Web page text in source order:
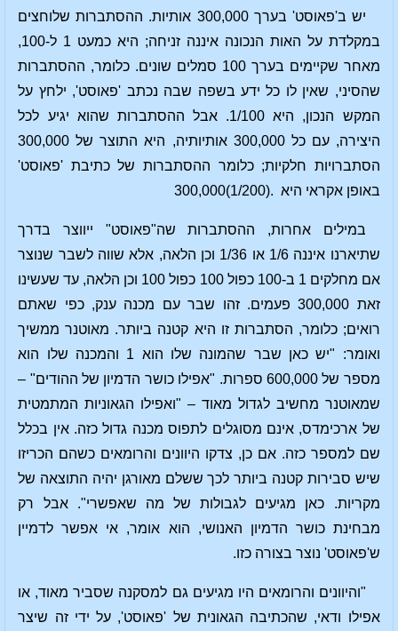
יש ב'פאוסט' בערך 300,000 אותיות. ההסתברות שלוחצים
במקלדת על האות הנכונה איננה זניחה; היא כמעט 1 ל-100,
מאחר שקיימים בערך 100 סמלים שונים. כלומר, ההסתברות
שהסיני, שאין לו כל ידע בשפה שבה נכתב 'פאוסט', ילחץ על
המקש הנכון, היא 1/100. אבל ההסתברות שהוא יגיע לכל
היצירה, עם כל 300,000 אותיותיה, היא התוצר של 300,000
הסתברויות חלקיות; כלומר ההסתברות של כתיבת 'פאוסט'
באופן אקראי היא .(1/200)300,000
במילים אחרות, ההסתברות שה"פאוסט" ייווצר בדרך
שתיארנו איננה 1/6 או 1/36 וכן הלאה, אלא שווה לשבר שנוצר
אם מחלקים 1 ב-100 כפול 100 כפול 100 וכן הלאה, עד שעשינו
זאת 300,000 פעמים. זהו שבר עם מכנה ענק, כפי שאתם
רואים; כלומר, הסתברות זו היא קטנה ביותר. מאוטנר ממשיך
ואומר: "יש כאן שבר שהמונה שלו הוא 1 והמכנה שלו הוא
מספר של 600,000 ספרות. "אפילו כושר הדמיון של ההודים" –
שמאוטנר מחשיב לגדול מאוד – "ואפילו הגאוניות המתמטית
של ארכימדס, אינם מסוגלים לתפוס מכנה גדול כזה. אין בכלל
שם למספר כזה. אם כן, צדקו היוונים והרומאים כשהם הכריזו
שיש סבירות קטנה ביותר לכך ששלם מאורגן יהיה התוצאה של
מקריות. כאן מגיעים לגבולות של מה שאפשרי". אבל רק
מבחינת כושר הדמיון האנושי, הוא אומר, אי אפשר לדמיין
ש'פאוסט' נוצר בצורה כזו.
"והיוונים והרומאים היו מגיעים גם למסקנה שסביר מאוד, או
אפילו ודאי, שהכתיבה הגאונית של 'פאוסט', על ידי זה שיצר